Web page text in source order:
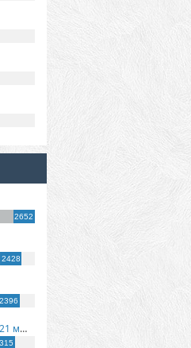
2652
2428
2396
Поздравляю с днём поэзии 21 марта!